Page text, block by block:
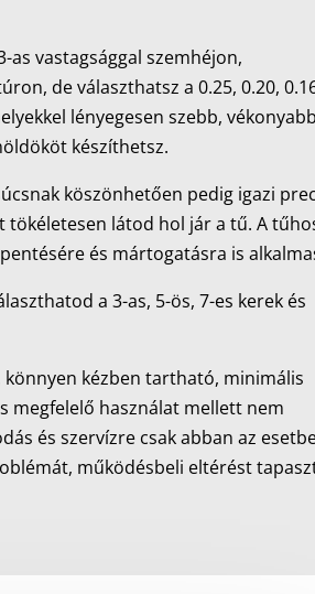
as vastagsággal szemhéjon,
de választhatsz a 0.25, 0.20,
lényegesen szebb,
készíthetsz.
köszönhetően pedig igazi
tökéletesen látod hol jár a tű. A
és mártogatásra is
a 3-as, 5-ös, 7-es kerek és
könnyen kézben tartható, minimális
megfelelő használat mellett nem
és szervízre csak abban az
működésbeli eltérést